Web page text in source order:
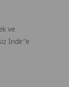
ve
İndir"e